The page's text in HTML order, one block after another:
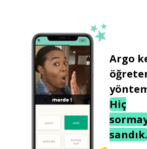
Argo
Hiç
sandık.